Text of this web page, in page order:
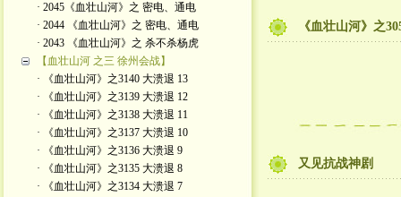
· 2045《血壮山河》之 密电、通电
· 2044 《血壮山河》之 密电、通电
· 2043 《血壮山河》之 杀不杀杨虎
【血壮山河 之三 徐州会战】
· 《血壮山河》之3140 大溃退 13
· 《血壮山河》之3139 大溃退 12
· 《血壮山河》之3138 大溃退 11
· 《血壮山河》之3137 大溃退 10
· 《血壮山河》之3136 大溃退 9
· 《血壮山河》之3135 大溃退 8
· 《血壮山河》之3134 大溃退 7
《血壮山河》之
又见抗战神剧